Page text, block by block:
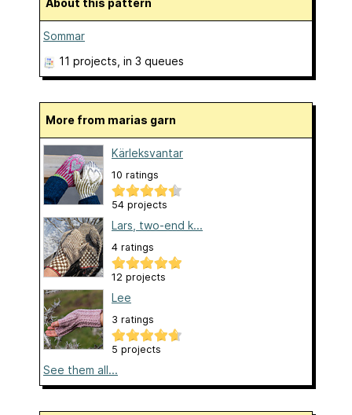
Sommar
11 projects , in 3 queues
More from marias garn
Kärleksvantar
10 ratings
54 projects
Lars, two-end k...
4 ratings
12 projects
Lee
3 ratings
5 projects
See them all...